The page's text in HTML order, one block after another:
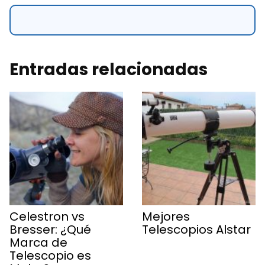
Entradas relacionadas
Celestron vs
Bresser: ¿Qué
Marca de
Telescopio es
Mejores
Telescopios Alstar